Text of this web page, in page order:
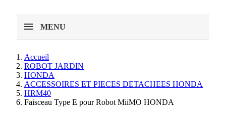
MENU
Accueil
ROBOT JARDIN
HONDA
ACCESSOIRES ET PIECES DETACHEES HONDA
HRM40
Faisceau Type E pour Robot MiiMO HONDA